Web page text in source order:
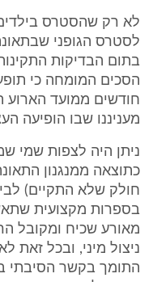
לא רק שהסטרס
לסטרס הגופני
בתום הבדיקות
חודשים ממועד הארוע
מעניננו שבו הופיעה
ניתן היה לצפות שמי
כתוצאה ממנגנון
חולק שלא התקיים)
בספרות מקצועית
מאורע שכיח ומקובל
ניצול מיני, ובכל זאת
התומך בקשר הסיבתי